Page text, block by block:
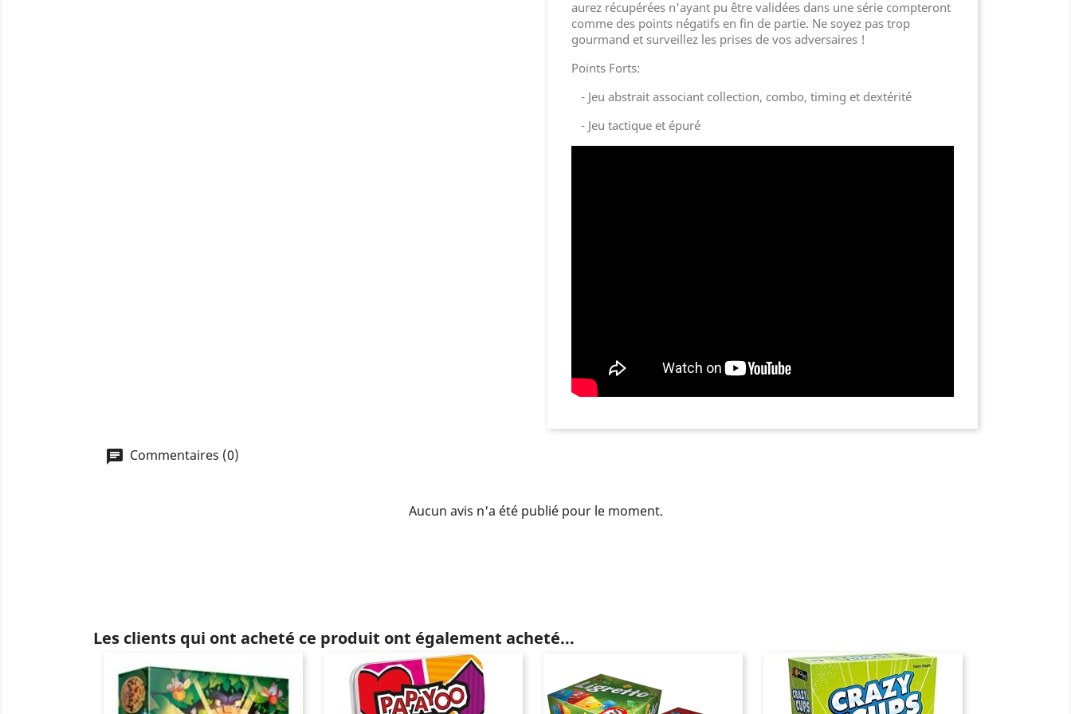
aurez récupérées n'ayant pu être validées dans une série compteront
comme des points négatifs en fin de partie. Ne soyez pas trop
gourmand et surveillez les prises de vos adversaires !
Points Forts:
- Jeu abstrait associant collection, combo, timing et dextérité
- Jeu tactique et épuré
Commentaires (0)
Aucun avis n'a été publié pour le moment.
Les clients qui ont acheté ce produit ont également acheté...